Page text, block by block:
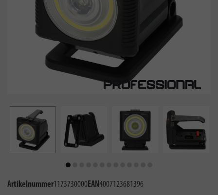
Artikelnummer1173730000EAN4007123681396